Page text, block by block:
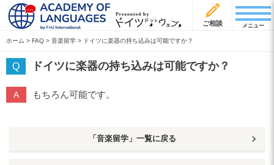
ご相談 メニュー
ホーム > FAQ > 音楽留学 > ドイツに楽器の持ち込みは可能ですか？
ドイツに楽器の持ち込みは可能ですか？
もちろん可能です。
「音楽留学」一覧に戻る